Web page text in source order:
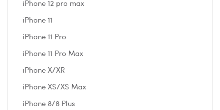
iPhone 12 pro max
iPhone 11
iPhone 11 Pro
iPhone 11 Pro Max
iPhone X/XR
iPhone XS/XS Max
iPhone 8/8 Plus